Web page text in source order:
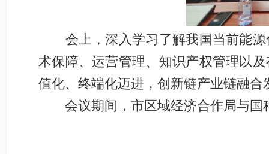
会上，深入学习了解我国当前能源
术保障、运营管理、知识产权管理以
值化、终端化迈进，创新链产业链融
会议期间，市区域经济合作局与国